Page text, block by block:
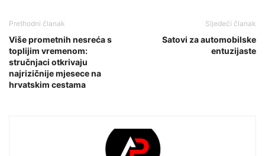
Prethodni članak
Više prometnih nesreća s
toplijim vremenom:
stručnjaci otkrivaju
najrizičnije mjesece na
hrvatskim cestama
Sljedeći članak
Satovi za automobilske
entuzijaste